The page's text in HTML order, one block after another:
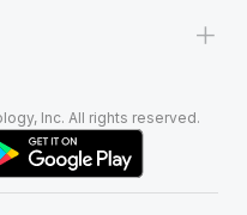
+
Inc. All rights reserved.